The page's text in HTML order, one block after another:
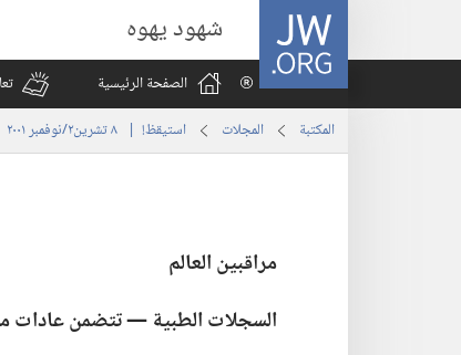
JW.ORG شهود يهوه
الصفحة الرئيسية
المكتبة المجلات استيقظ‏!‏ | ‏‎ ٨‏ ‏‎تشرين٢/نوفمبر‏ ‎٢٠٠١
مراقبين العالم
السجلات الطبية —‏ تتضمن عادات